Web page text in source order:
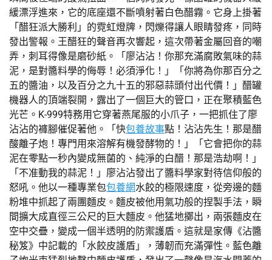
緩漂浮進來，它的底座還不斷噴射著白色醋霧。它身上掛著
「醋狂派大勝利」的霓虹燈牌，閃爍得讓人眼睛發疼，同時
發出警報。王醋狂的聲音再次響起，這次帶著金屬回音的嘲
弄，刺耳得像是磨砂紙。「廖沾沾！你那充滿腐敗氣味的蒜
泥，是對醬料學的侮辱！必須淨化！」「你將為你那百分之
五的醬油，以及百分之九十五的邪惡蒜頭付出代價！」醋罐
機器人的頂端裂開，露出了一個巨大的管口，正在聚積藍色
光芒。K-999特務用它穿著燕尾服的小爪子，一把抓住了廖
沾沾的褲腳催促著他。「快包養故事點！沾沾先生！那是醋
酸離子炮！專門用來溶解有機發酵物的！」「它會把你的蒜
泥在零點一秒內變成無菌的、純淨的白醋！那是浩劫啊！」
「不准動我的蒜泥！」廖沾沾發出了醬料學家對待信仰般的
怒吼。他以一種專業包包養網水餃的極限速度，從旁邊的麵
粉堆中抓起了兩團麵皮。麵皮被他用氣功般的捏製手法，瞬
間擴大成直徑三公尺的巨大麵皮。他猛地擲出，兩張麵皮在
空中交疊，變成一個半透明的防禦護盾。這就是家傳《沾醬
秘笈》中記載的「水餃皮護盾」，薄韌而充滿彈性。藍色離